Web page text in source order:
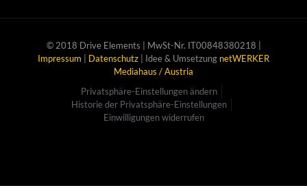
© 2018 Drive Elements | MwSt-Nr. IT00848380218 |
Impressum
Datenschutz | Idee & Umsetzung netWERKER
Mediahaus / Austria
Privatsphäre-Einstellungen ändern
Historie der Privatsphäre-Einstellungen
Einwilligungen widerrufen